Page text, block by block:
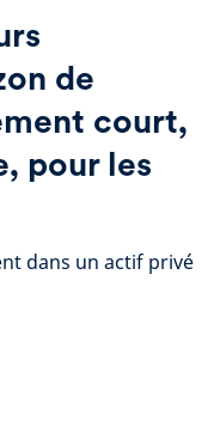
de
court,
pour les
dans un actif privé